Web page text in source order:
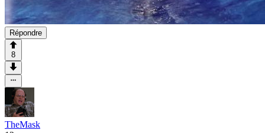
Répondre
8
TheMask